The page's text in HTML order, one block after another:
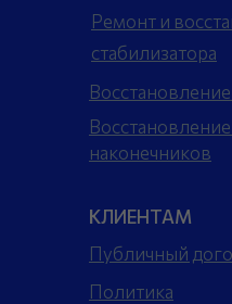
КЛИЕНТАМ
Публичный
Политика
Ремонт и
стабилизатора
наконечников